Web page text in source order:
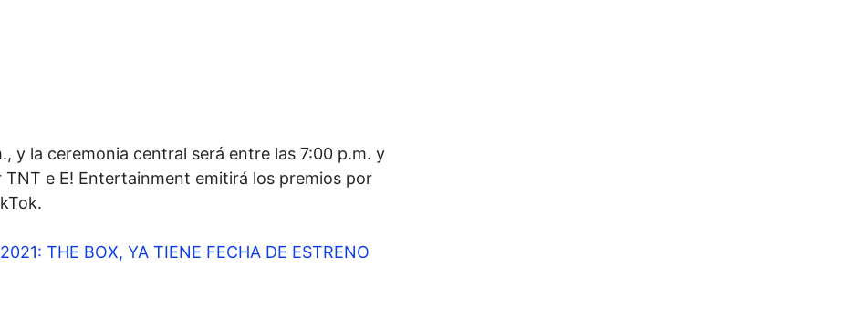
y la ceremonia central será entre las 7:00 p.m. y
e E! Entertainment emitirá los premios por
THE BOX, YA TIENE FECHA DE ESTRENO